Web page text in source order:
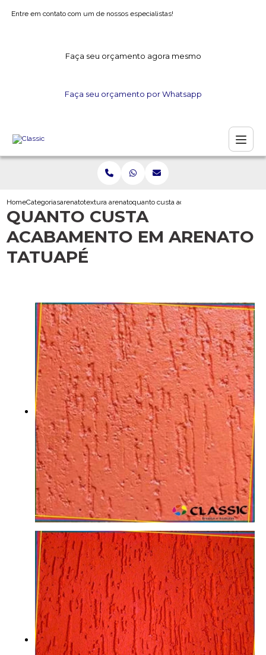
Entre em contato com um de nossos especialistas!
Faça seu orçamento agora mesmo
Faça seu orçamento por Whatsapp
HomeCategoriasarenatotextura arenatoquanto custa acabamento em arenato
QUANTO CUSTA
ACABAMENTO EM ARENATO
TATUAPÉ